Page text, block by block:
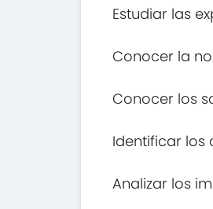
Estudiar las
Conocer la
Conocer los
Identificar los
Analizar los